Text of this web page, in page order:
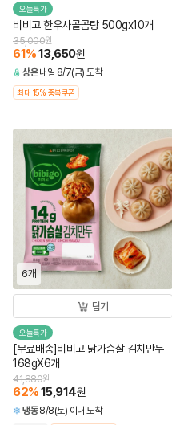
오늘특가
비비고 한우사골곰탕 500gx10개
35,000원
61%13,650원
상온 내일 8/7(금) 도착
최대 15% 중복쿠폰
6개
담기
오늘특가
[무료배송]비비고 닭가슴살 김치만두
168gX6개
41,880원
62%15,914원
냉동 8/8(토) 이내 도착